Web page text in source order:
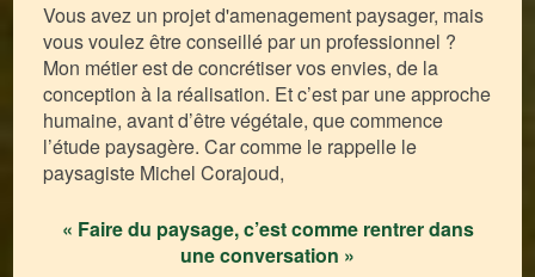
Vous avez un projet d'amenagement paysager, mais
vous voulez être conseillé par un professionnel ?
Mon métier est de concrétiser vos envies, de la
conception à la réalisation. Et c’est par une approche
humaine, avant d’être végétale, que commence
l’étude paysagère. Car comme le rappelle le
paysagiste Michel Corajoud,
« Faire du paysage, c’est comme rentrer dans
une conversation »